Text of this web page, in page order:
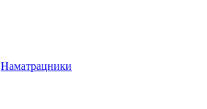
Наматрацники